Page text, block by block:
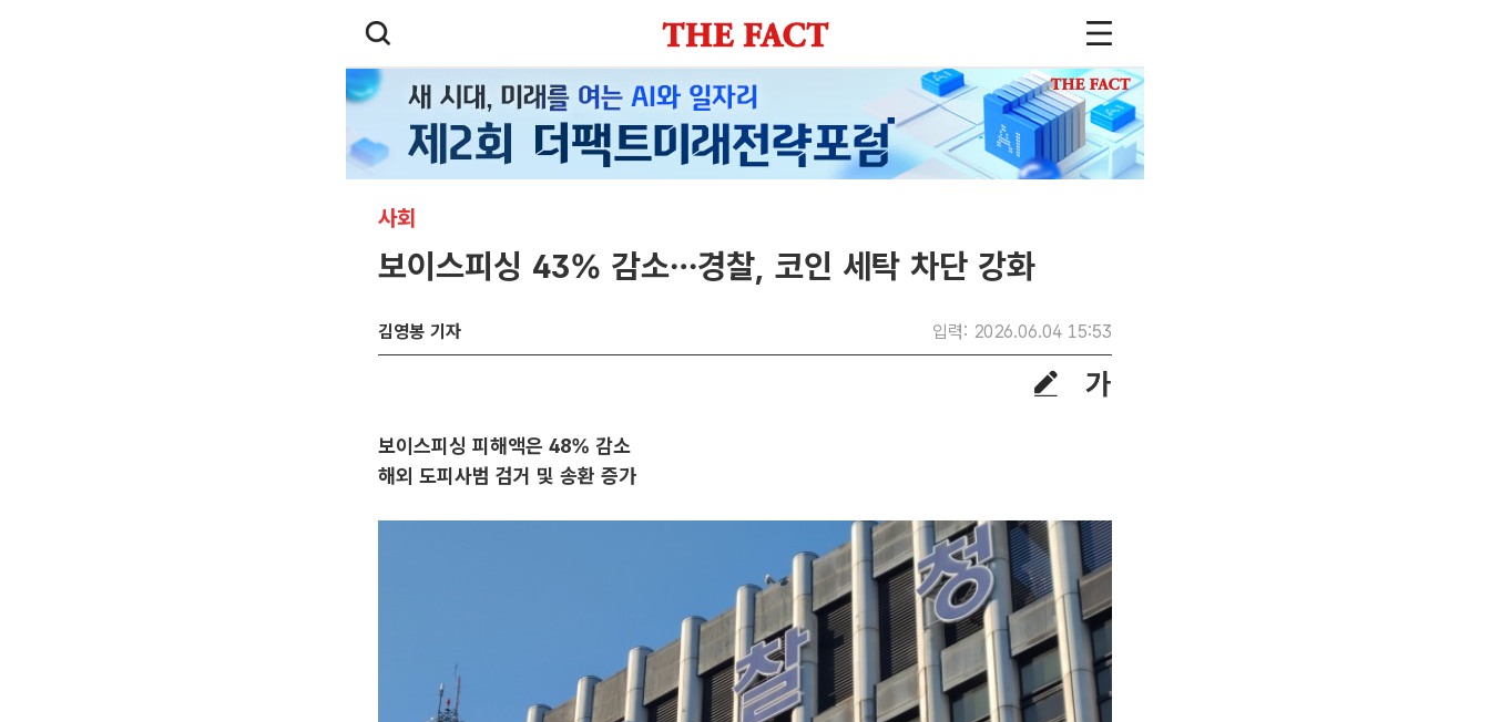
사회
보이스피싱 43% 감소…경찰, 코인 세탁 차단 강화
김영봉 기자 입력: 2026.06.04 15:53
보이스피싱 피해액은 48% 감소
해외 도피사범 검거 및 송환 증가